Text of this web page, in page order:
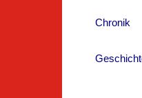
Chronik